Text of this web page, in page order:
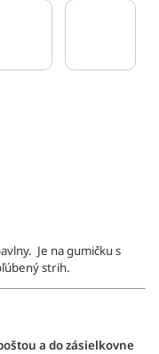
Je na gumičku s
strih.
a do zásielkovne